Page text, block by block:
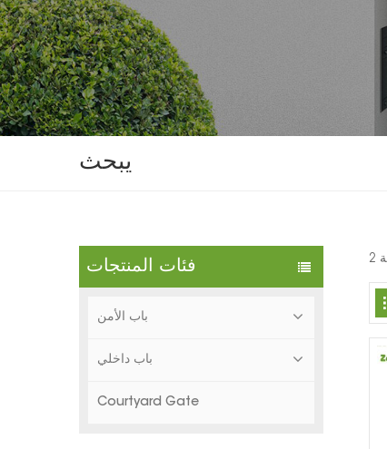
يبحث
فئات المنتجات
باب الأمن
باب داخلي
Courtyard Gate